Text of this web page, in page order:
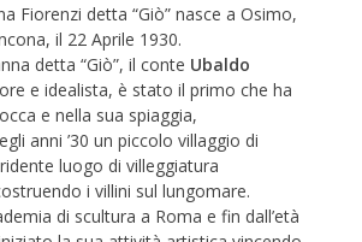
Fiorenzi detta “Giò” nasce a Osimo,
il 22 Aprile 1930.
detta “Giò”, il conte Ubaldo
e idealista, è stato il primo che ha
e nella sua spiaggia,
anni ’30 un piccolo villaggio di
luogo di villeggiatura
i villini sul lungomare.
di scultura a Roma e fin dall’età